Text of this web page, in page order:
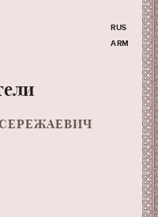
RUS
ARM